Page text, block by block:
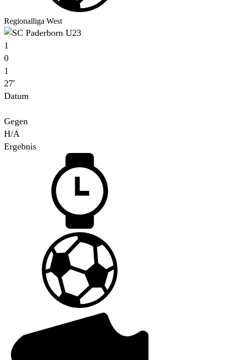
Regionalliga West
1
0
1
27′
Datum
Gegen
H/A
Ergebnis